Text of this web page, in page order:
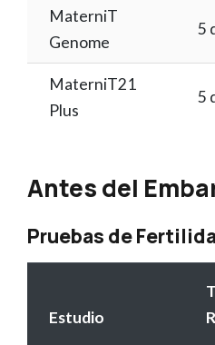
MaterniT
Genome
5
MaterniT21
Plus
5
Antes del
Pruebas de
Estudio